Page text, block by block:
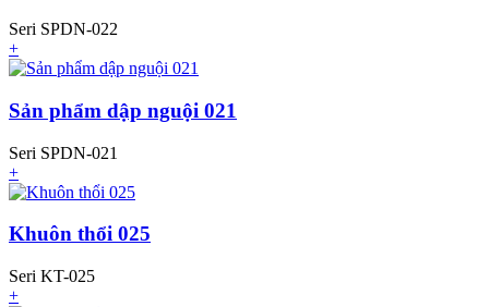
Seri SPDN-022
+
Sản phẩm dập nguội 021
Seri SPDN-021
+
Khuôn thổi 025
Seri KT-025
+